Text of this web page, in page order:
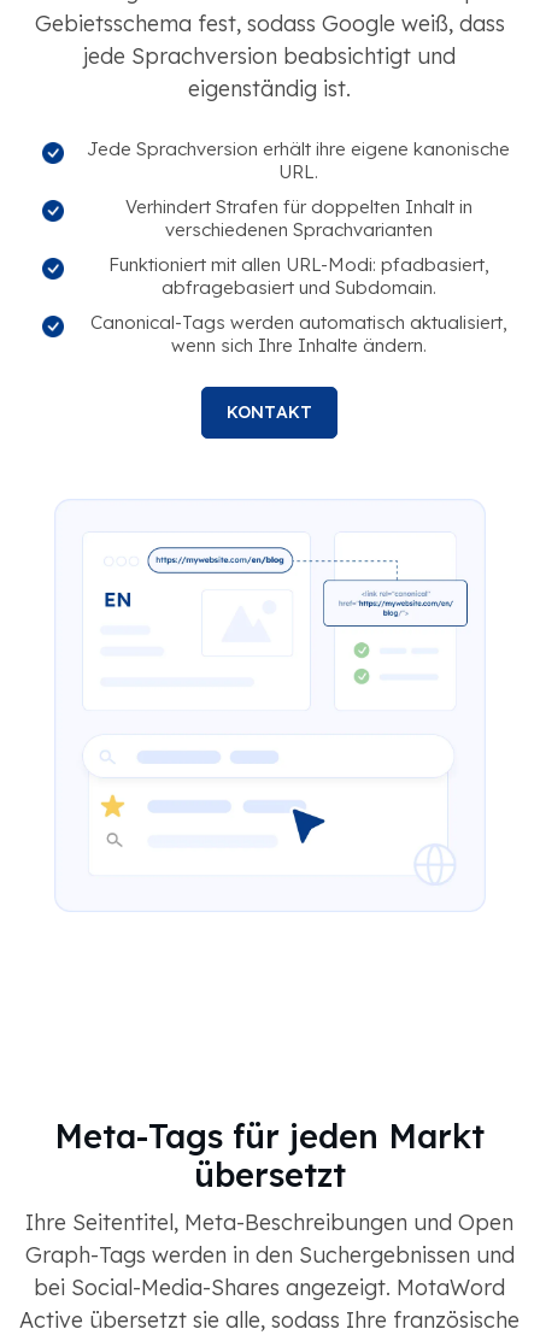
Gebietsschema fest, sodass Google weiß, dass
jede Sprachversion beabsichtigt und
eigenständig ist.
Jede Sprachversion erhält ihre eigene kanonische
URL.
Verhindert Strafen für doppelten Inhalt in
verschiedenen Sprachvarianten
Funktioniert mit allen URL-Modi: pfadbasiert,
abfragebasiert und Subdomain.
Canonical-Tags werden automatisch aktualisiert,
wenn sich Ihre Inhalte ändern.
KONTAKT
Meta-Tags für jeden Markt
übersetzt
Ihre Seitentitel, Meta-Beschreibungen und Open
Graph-Tags werden in den Suchergebnissen und
bei Social-Media-Shares angezeigt. MotaWord
Active übersetzt sie alle, sodass Ihre französische